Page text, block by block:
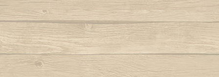
Eu acabei de chegar trazendo dendê
Eu quero voltar
Autor : Faisca (Grupo Candeias)
Eu vou tambem, eu vou pro mar
Autor : Lagarto (Grupo Camangula)
Sou
Autor : Mestre
Tin tin